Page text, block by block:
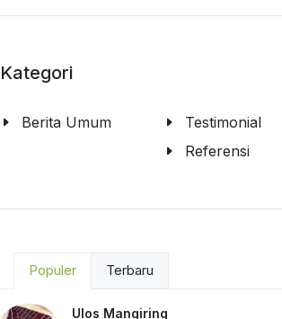
Kategori
Berita Umum
Testimonial
Referensi
Populer Terbaru
Ulos Mangiring